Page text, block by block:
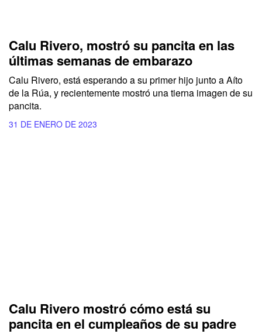
Calu Rivero, mostró su pancita en las
últimas semanas de embarazo
Calu Rivero, está esperando a su primer hijo junto a Aíto
de la Rúa, y recientemente mostró una tierna imagen de su
pancita.
31 DE ENERO DE 2023
Calu Rivero mostró cómo está su
pancita en el cumpleaños de su padre